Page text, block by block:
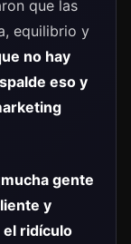
que las
equilibrio y
no hay
eso y
gente
y
el ridículo